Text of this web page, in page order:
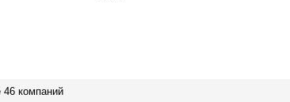
46 компаний